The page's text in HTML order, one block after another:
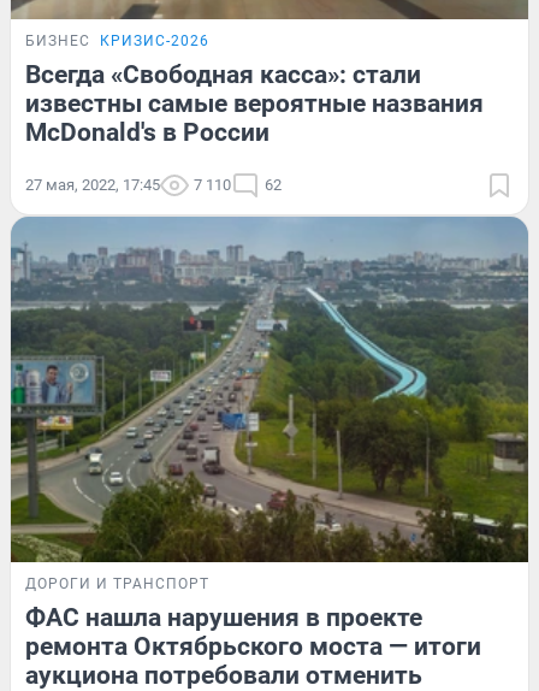
БИЗНЕС КРИЗИС-2026
Всегда «Свободная касса»: стали
известны самые вероятные названия
McDonald's в России
27 мая, 2022, 17:45 7 110 62
ДОРОГИ И ТРАНСПОРТ
ФАС нашла нарушения в проекте
ремонта Октябрьского моста — итоги
аукциона потребовали отменить